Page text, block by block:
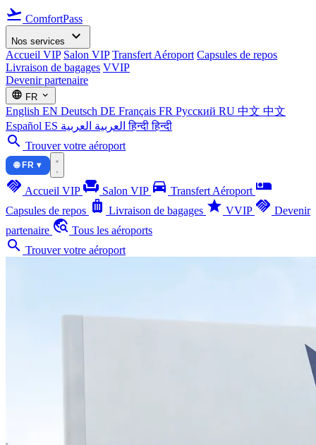
flight_takeoff ComfortPass
Nos services expand_more
Accueil VIP Salon VIP Transfert Aéroport Capsules de repos
Livraison de bagages VVIP
Devenir partenaire
language FR expand_more
English EN Deutsch DE Français FR Русский RU 中文 中文
Español ES العربية العربية हिन्दीहिन्दी
search Trouver votre aéroport
🌐 FR ▾
handshake Accueil VIP chair Salon VIP directions_car Transfert Aéroport airline_seat_individual_suite
Capsules de repos luggage Livraison de bagages star VVIP handshake Devenir
partenaire travel_explore Tous les aéroports
search Trouver votre aéroport